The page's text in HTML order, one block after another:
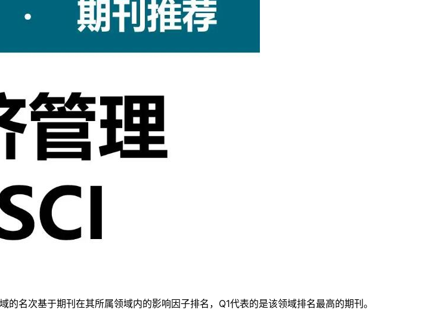
名次基于期刊在其所属领域内的影响因子排名，Q1代表的是该领域排名最高的期刊。